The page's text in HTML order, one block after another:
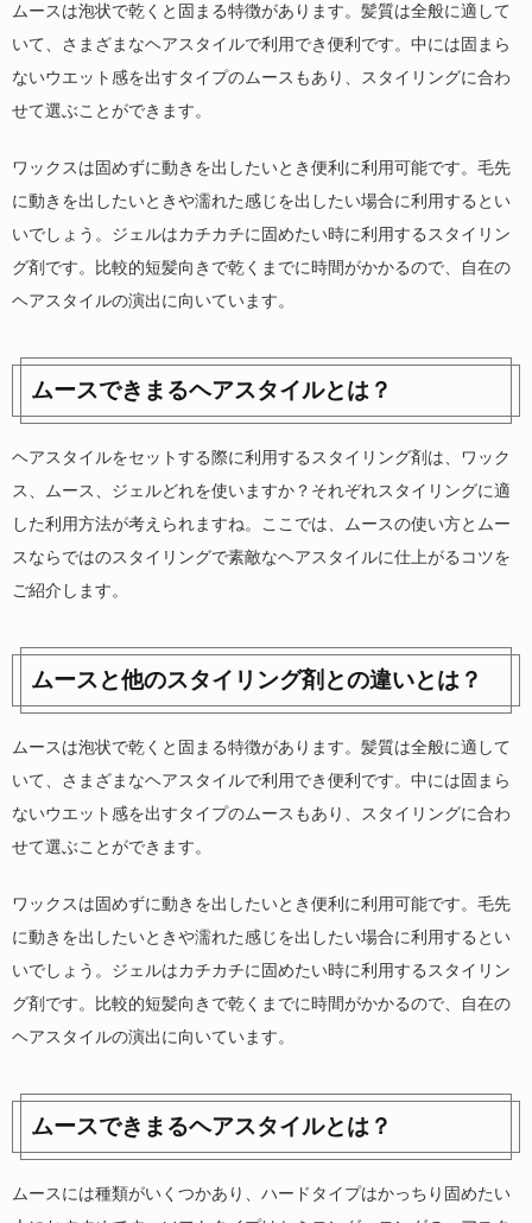
ムースは泡状で乾くと固まる特徴があります。髪質は全般に適して
いて、さまざまなヘアスタイルで利用でき便利です。中には固まら
ないウエット感を出すタイプのムースもあり、スタイリングに合わ
せて選ぶことができます。
ワックスは固めずに動きを出したいとき便利に利用可能です。毛先
に動きを出したいときや濡れた感じを出したい場合に利用するとい
いでしょう。ジェルはカチカチに固めたい時に利用するスタイリン
グ剤です。比較的短髪向きで乾くまでに時間がかかるので、自在の
ヘアスタイルの演出に向いています。
ムースできまるヘアスタイルとは？
ヘアスタイルをセットする際に利用するスタイリング剤は、ワック
ス、ムース、ジェルどれを使いますか？それぞれスタイリングに適
した利用方法が考えられますね。ここでは、ムースの使い方とムー
スならではのスタイリングで素敵なヘアスタイルに仕上がるコツを
ご紹介します。
ムースと他のスタイリング剤との違いとは？
ムースは泡状で乾くと固まる特徴があります。髪質は全般に適して
いて、さまざまなヘアスタイルで利用でき便利です。中には固まら
ないウエット感を出すタイプのムースもあり、スタイリングに合わ
せて選ぶことができます。
ワックスは固めずに動きを出したいとき便利に利用可能です。毛先
に動きを出したいときや濡れた感じを出したい場合に利用するとい
いでしょう。ジェルはカチカチに固めたい時に利用するスタイリン
グ剤です。比較的短髪向きで乾くまでに時間がかかるので、自在の
ヘアスタイルの演出に向いています。
ムースできまるヘアスタイルとは？
ムースには種類がいくつかあり、ハードタイプはかっちり固めたい